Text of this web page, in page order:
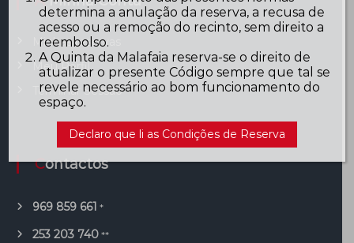
Minhas reservas
Meu Perfil
Terminar Sessão
Contactos
969 859 661 *
253 203 740 **
determina a anulação da reserva, a recusa de
acesso ou a remoção do recinto, sem direito a
reembolso.
A Quinta da Malafaia reserva-se o direito de
atualizar o presente Código sempre que tal se
revele necessário ao bom funcionamento do
espaço.
Declaro que li as Condições de Reserva